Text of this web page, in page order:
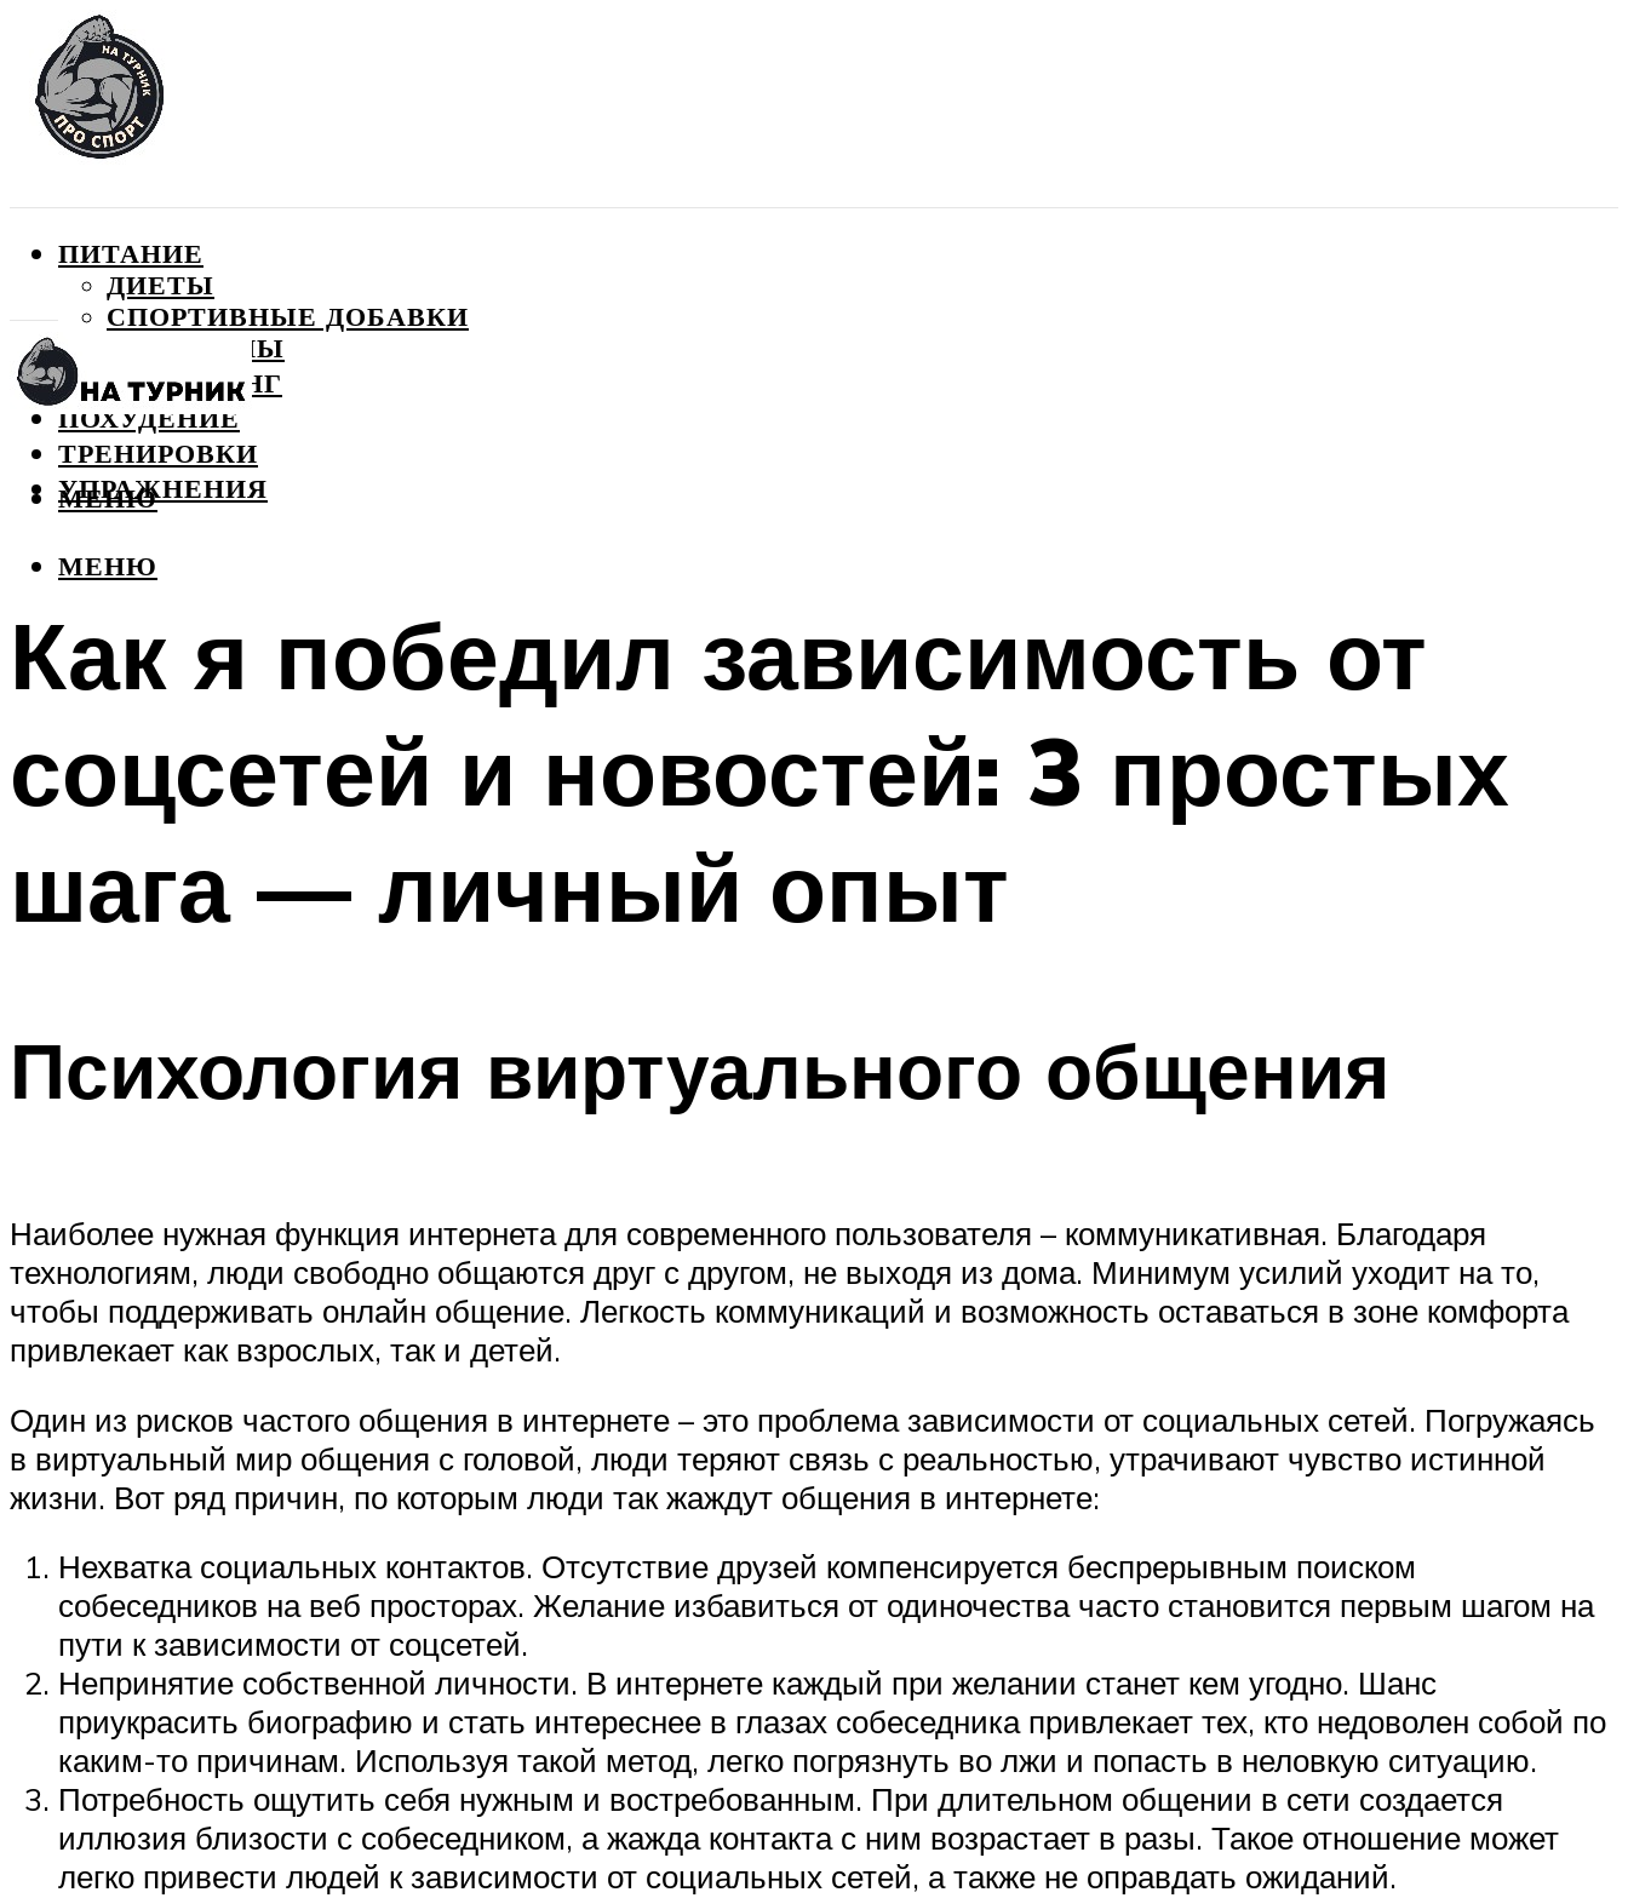
ПИТАНИЕ
ДИЕТЫ
СПОРТИВНЫЕ ДОБАВКИ
ВИТАМИНЫ
БОДИБИЛДИНГ
ПОХУДЕНИЕ
ТРЕНИРОВКИ
УПРАЖНЕНИЯ
МЕНЮ
МЕНЮ
Как я победил зависимость от
соцсетей и новостей: 3 простых
шага — личный опыт
Психология виртуального общения
Наиболее нужная функция интернета для современного пользователя – коммуникативная. Благодаря
технологиям, люди свободно общаются друг с другом, не выходя из дома. Минимум усилий уходит на то,
чтобы поддерживать онлайн общение. Легкость коммуникаций и возможность оставаться в зоне комфорта
привлекает как взрослых, так и детей.
Один из рисков частого общения в интернете – это проблема зависимости от социальных сетей. Погружаясь
в виртуальный мир общения с головой, люди теряют связь с реальностью, утрачивают чувство истинной
жизни. Вот ряд причин, по которым люди так жаждут общения в интернете:
Нехватка социальных контактов. Отсутствие друзей компенсируется беспрерывным поиском
собеседников на веб просторах. Желание избавиться от одиночества часто становится первым шагом на
пути к зависимости от соцсетей.
Непринятие собственной личности. В интернете каждый при желании станет кем угодно. Шанс
приукрасить биографию и стать интереснее в глазах собеседника привлекает тех, кто недоволен собой по
каким-то причинам. Используя такой метод, легко погрязнуть во лжи и попасть в неловкую ситуацию.
Потребность ощутить себя нужным и востребованным. При длительном общении в сети создается
иллюзия близости с собеседником, а жажда контакта с ним возрастает в разы. Такое отношение может
легко привести людей к зависимости от социальных сетей, а также не оправдать ожиданий.